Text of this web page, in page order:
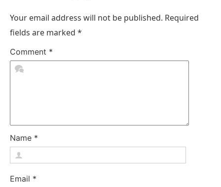
Your email address will not be published. Required
fields are marked *
Comment *
Name *
Email *